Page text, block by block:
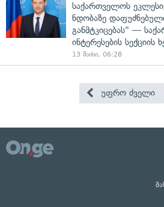
საქართველოს
ნდობაზე
განმტკიცებას" —
ინტერესების სექციის
13 მაისი, 06:28
უფრო ძველი